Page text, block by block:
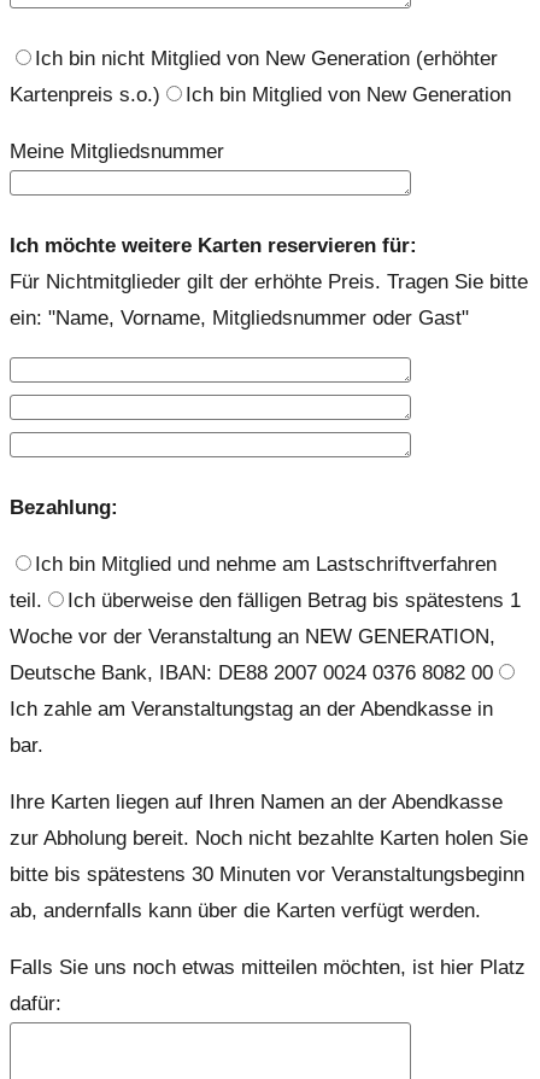
Ich bin nicht Mitglied von New Generation (erhöhter
Kartenpreis s.o.)
Ich bin Mitglied von New Generation
Meine Mitgliedsnummer
Ich möchte weitere Karten reservieren für:
Für Nichtmitglieder gilt der erhöhte Preis. Tragen Sie bitte
ein: "Name, Vorname, Mitgliedsnummer oder Gast"
Bezahlung:
Ich bin Mitglied und nehme am Lastschriftverfahren
teil.
Ich überweise den fälligen Betrag bis spätestens 1
Woche vor der Veranstaltung an NEW GENERATION,
Deutsche Bank, IBAN: DE88 2007 0024 0376 8082 00
Ich zahle am Veranstaltungstag an der Abendkasse in
bar.
Ihre Karten liegen auf Ihren Namen an der Abendkasse
zur Abholung bereit. Noch nicht bezahlte Karten holen Sie
bitte bis spätestens 30 Minuten vor Veranstaltungsbeginn
ab, andernfalls kann über die Karten verfügt werden.
Falls Sie uns noch etwas mitteilen möchten, ist hier Platz
dafür: